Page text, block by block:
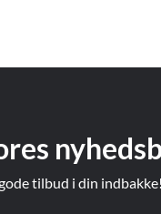
tilbud i din